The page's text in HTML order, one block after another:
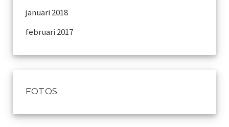
januari 2018
februari 2017
FOTOS